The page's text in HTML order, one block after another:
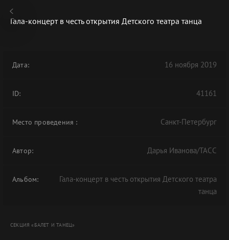
В АРХИВЕ
Гала-концерт в честь открытия Детского театра танца
Дата: 16 ноября 2019
ID: 41161
Место проведения : Санкт-Петербург
Автор: Дарья Иванова/ТАСС
Альбом:
Гала-концерт в честь открытия Детского театра
танца
СЕКЦИЯ «БАЛЕТ И ТАНЕЦ»